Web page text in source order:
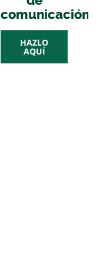
comunicación?
HAZLO
AQUÍ